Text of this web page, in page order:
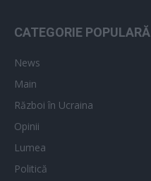
CATEGORIE POPULARĂ
News
Main
Război în Ucraina
Opinii
Lumea
Politică